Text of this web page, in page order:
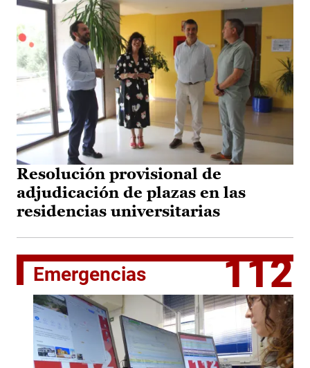
Resolución provisional de
adjudicación de plazas en las
residencias universitarias
Emergencias 112